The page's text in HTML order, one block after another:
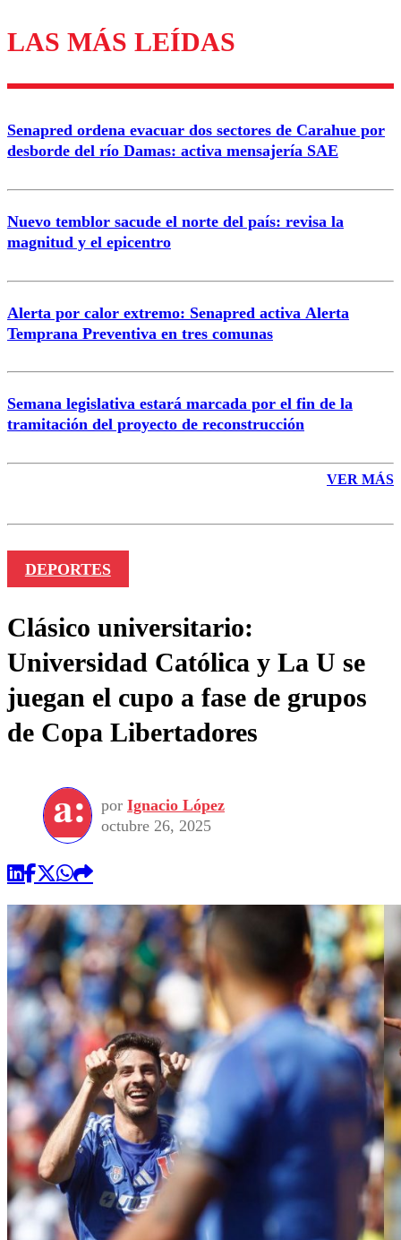
Los comentarios son moderados para garantizar un
diálogo respetuoso.
Correo
LAS MÁS LEÍDAS
Senapred ordena evacuar dos sectores de Carahue por
desborde del río Damas: activa mensajería SAE
Nuevo temblor sacude el norte del país: revisa la
magnitud y el epicentro
Alerta por calor extremo: Senapred activa Alerta
Temprana Preventiva en tres comunas
Semana legislativa estará marcada por el fin de la
tramitación del proyecto de reconstrucción
VER MÁS
DEPORTES
Clásico universitario:
Universidad Católica y La U se
juegan el cupo a fase de grupos
de Copa Libertadores
por Ignacio López
octubre 26, 2025